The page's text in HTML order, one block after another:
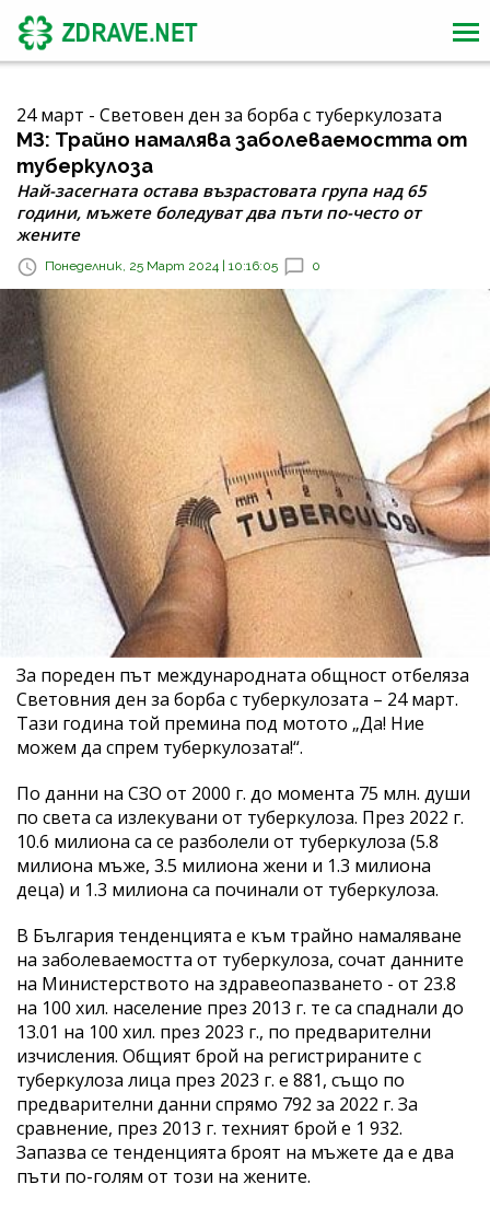
24 март - Световен ден за борба с туберкулозата
МЗ: Трайно намалява заболеваемостта от
туберкулоза
Най-засегната остава възрастовата група над 65
години, мъжете боледуват два пъти по-често от
жените
Понеделник, 25 Март 2024 | 10:16:05 0
За пореден път международната общност отбеляза
Световния ден за борба с туберкулозата – 24 март.
Тази година той премина под мотото „Да! Ние
можем да спрем туберкулозата!“.
По данни на СЗО от 2000 г. до момента 75 млн. души
по света са излекувани от туберкулоза. През 2022 г.
10.6 милиона са се разболели от туберкулоза (5.8
милиона мъже, 3.5 милиона жени и 1.3 милиона
деца) и 1.3 милиона са починали от туберкулоза.
В България тенденцията е към трайно намаляване
на заболеваемостта от туберкулоза, сочат данните
на Министерството на здравеопазването - от 23.8
на 100 хил. население през 2013 г. те са спаднали до
13.01 на 100 хил. през 2023 г., по предварителни
изчисления. Общият брой на регистрираните с
туберкулоза лица през 2023 г. е 881, също по
предварителни данни спрямо 792 за 2022 г. За
сравнение, през 2013 г. техният брой е 1 932.
Запазва се тенденцията броят на мъжете да е два
пъти по-голям от този на жените.